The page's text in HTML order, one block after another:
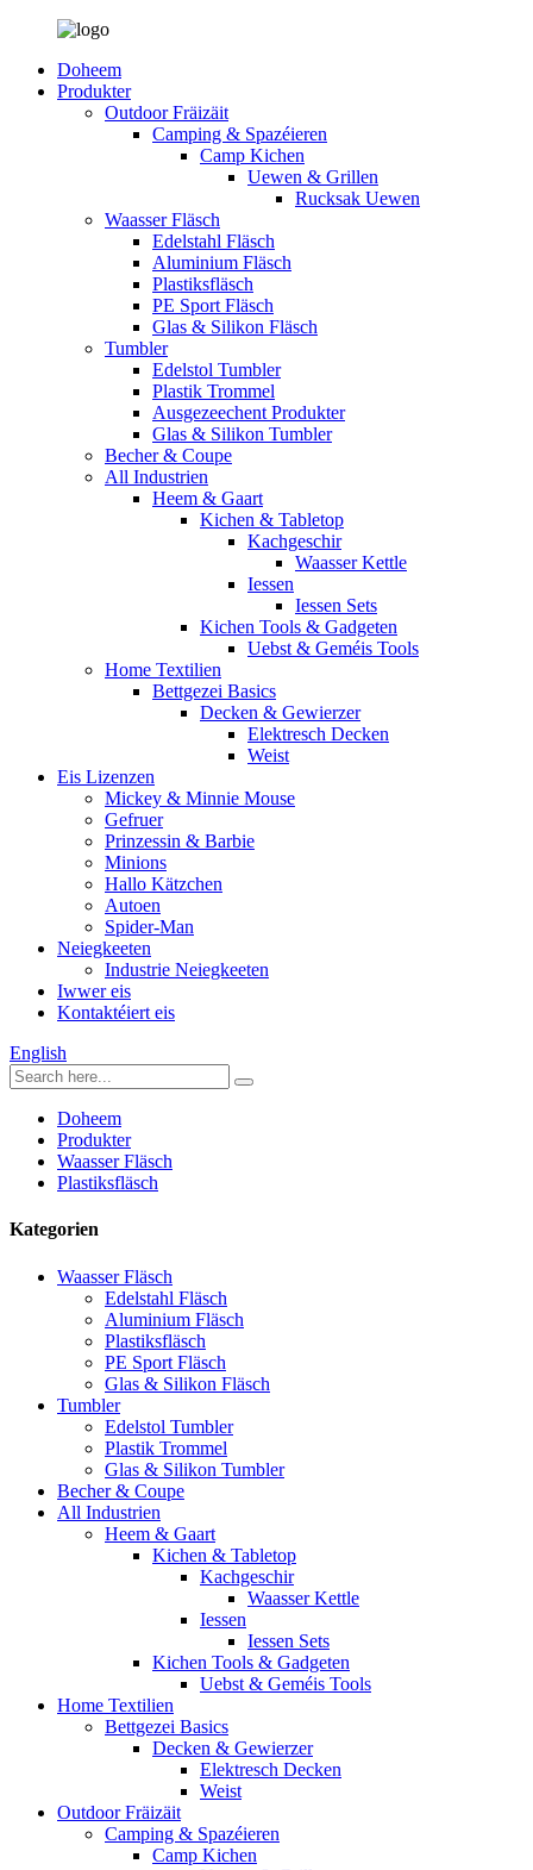
Doheem
Produkter
Outdoor Fräizäit
Camping & Spazéieren
Camp Kichen
Uewen & Grillen
Rucksak Uewen
Waasser Fläsch
Edelstahl Fläsch
Aluminium Fläsch
Plastiksfläsch
PE Sport Fläsch
Glas & Silikon Fläsch
Tumbler
Edelstol Tumbler
Plastik Trommel
Ausgezeechent Produkter
Glas & Silikon Tumbler
Becher & Coupe
All Industrien
Heem & Gaart
Kichen & Tabletop
Kachgeschir
Waasser Kettle
Iessen
Iessen Sets
Kichen Tools & Gadgeten
Uebst & Geméis Tools
Home Textilien
Bettgezei Basics
Decken & Gewierzer
Elektresch Decken
Weist
Eis Lizenzen
Mickey & Minnie Mouse
Gefruer
Prinzessin & Barbie
Minions
Hallo Kätzchen
Autoen
Spider-Man
Neiegkeeten
Industrie Neiegkeeten
Iwwer eis
Kontaktéiert eis
English
Doheem
Produkter
Waasser Fläsch
Plastiksfläsch
Kategorien
Waasser Fläsch
Edelstahl Fläsch
Aluminium Fläsch
Plastiksfläsch
PE Sport Fläsch
Glas & Silikon Fläsch
Tumbler
Edelstol Tumbler
Plastik Trommel
Glas & Silikon Tumbler
Becher & Coupe
All Industrien
Heem & Gaart
Kichen & Tabletop
Kachgeschir
Waasser Kettle
Iessen
Iessen Sets
Kichen Tools & Gadgeten
Uebst & Geméis Tools
Home Textilien
Bettgezei Basics
Decken & Gewierzer
Elektresch Decken
Weist
Outdoor Fräizäit
Camping & Spazéieren
Camp Kichen